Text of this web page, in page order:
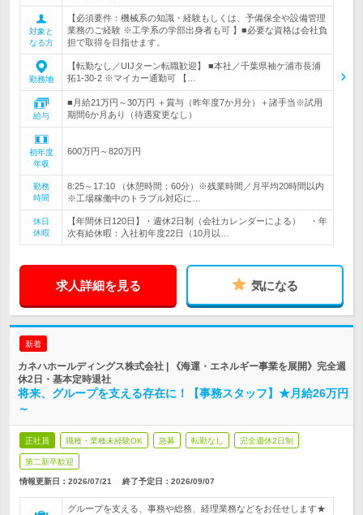
対象と
なる方
【必須要件：機械系の知識・経験もしくは、予備保全や設備管理
業務のご経験 ※工学系の学部出身者も可 】■必要な資格は会社負
担で取得を目指せます。
勤務地
【転勤なし／UIJターン転職歓迎】 ■本社／千葉県袖ケ浦市長浦
拓1-30-2 ※マイカー通勤可 【…
給与
■月給21万円～30万円 ＋賞与（昨年度7か月分）＋諸手当※試用
期間6か月あり（待遇変更なし）
初年度
年収
600万円～820万円
勤務
時間
8:25～17:10 （休憩時間：60分）※残業時間／月平均20時間以内
※工場稼働中のトラブル対応に…
休日
休暇
【年間休日120日】・週休2日制（会社カレンダーによる） ・年
次有給休暇：入社初年度22日（10月以…
求人詳細を見る 気になる
新着
カネハホールディングス株式会社 | 《海運・エネルギー事業を展開》完全週
休2日・基本定時退社
将来、グループを支える存在に！【事務スタッフ】★月給26万円
～
正社員 職種・業種未経験OK 急募 転勤なし 完全週休2日制
第二新卒歓迎
情報更新日：2026/07/21 終了予定日： 2026/09/07
グループを支える、事務や総務、経理業務などをお任せします★